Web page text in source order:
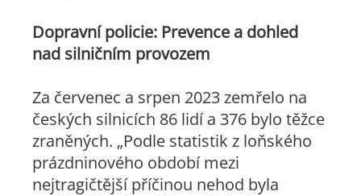
Dopravní policie: Prevence a dohled
nad silničním provozem
Za červenec a srpen 2023 zemřelo na
českých silnicích 86 lidí a 376 bylo těžce
zraněných. „Podle statistik z loňského
prázdninového období mezi
nejtragičtější příčinou nehod byla